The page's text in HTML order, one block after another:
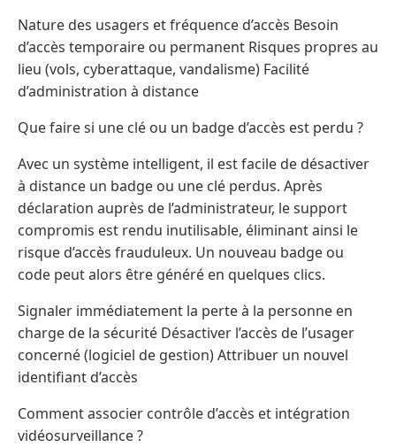
Nature des usagers et fréquence d’accès Besoin
d’accès temporaire ou permanent Risques propres au
lieu (vols, cyberattaque, vandalisme) Facilité
d’administration à distance
Que faire si une clé ou un badge d’accès est perdu ?
Avec un système intelligent, il est facile de désactiver
à distance un badge ou une clé perdus. Après
déclaration auprès de l’administrateur, le support
compromis est rendu inutilisable, éliminant ainsi le
risque d’accès frauduleux. Un nouveau badge ou
code peut alors être généré en quelques clics.
Signaler immédiatement la perte à la personne en
charge de la sécurité Désactiver l’accès de l’usager
concerné (logiciel de gestion) Attribuer un nouvel
identifiant d’accès
Comment associer contrôle d’accès et intégration
vidéosurveillance ?